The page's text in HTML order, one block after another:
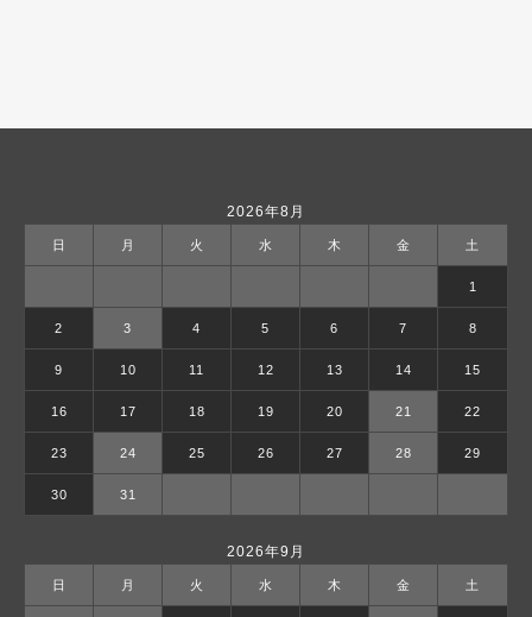
2026年8月
日 月 火 水 木 金 土
1
2 3 4 5 6 7 8
9 10 11 12 13 14 15
16 17 18 19 20 21 22
23 24 25 26 27 28 29
30 31
2026年9月
日 月 火 水 木 金 土